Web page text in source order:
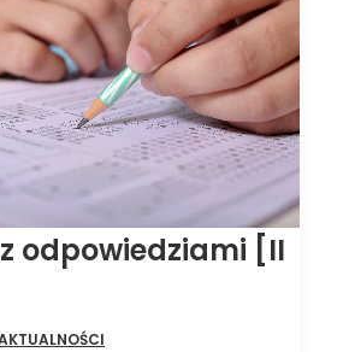
odpowiedziami [II